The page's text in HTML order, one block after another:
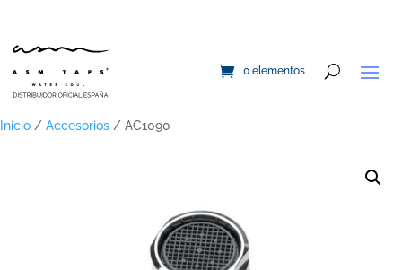
0 elementos
Inicio / Accesorios / AC1090